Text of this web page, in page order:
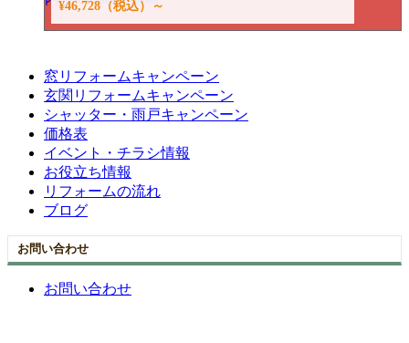
¥46,728（税込）～
窓リフォームキャンペーン
玄関リフォームキャンペーン
シャッター・雨戸キャンペーン
価格表
イベント・チラシ情報
お役立ち情報
リフォームの流れ
ブログ
お問い合わせ
お問い合わせ